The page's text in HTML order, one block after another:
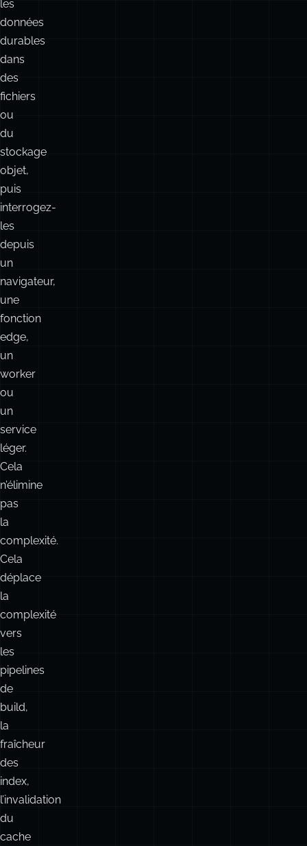
commun
est
simple
:
gardez
les
données
durables
dans
des
fichiers
ou
du
stockage
objet,
puis
interrogez-
les
depuis
un
navigateur,
une
fonction
edge,
un
worker
ou
un
service
léger.
Cela
n’élimine
pas
la
complexité.
Cela
déplace
la
complexité
vers
les
pipelines
de
build,
la
fraîcheur
cases
à
cocher